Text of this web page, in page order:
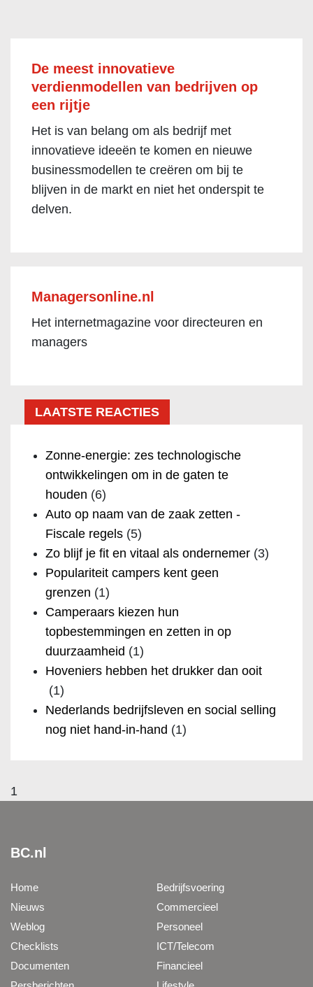
De meest innovatieve
verdienmodellen van bedrijven op
een rijtje
Het is van belang om als bedrijf met
innovatieve ideeën te komen en nieuwe
businessmodellen te creëren om bij te
blijven in de markt en niet het onderspit te
delven.
Managersonline.nl
Het internetmagazine voor directeuren en
managers
LAATSTE REACTIES
Zonne-energie: zes technologische
ontwikkelingen om in de gaten te
houden (6)
Auto op naam van de zaak zetten -
Fiscale regels (5)
Zo blijf je fit en vitaal als ondernemer (3)
Populariteit campers kent geen
grenzen (1)
Camperaars kiezen hun
topbestemmingen en zetten in op
duurzaamheid (1)
Hoveniers hebben het drukker dan ooit
(1)
Nederlands bedrijfsleven en social selling
nog niet hand-in-hand (1)
1
BC.nl
Home
Nieuws
Weblog
Checklists
Documenten
Bedrijfsvoering
Commercieel
Personeel
ICT/Telecom
Financieel